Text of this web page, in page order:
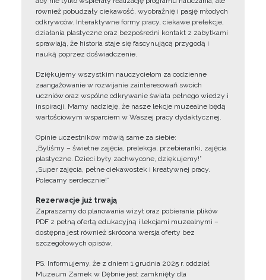
również pobudzały ciekawość, wyobraźnię i pasję młodych
odkrywców. Interaktywne formy pracy, ciekawe prelekcje,
działania plastyczne oraz bezpośredni kontakt z zabytkami
sprawiają, że historia staje się fascynującą przygodą i
nauką poprzez doświadczenie.
Dziękujemy wszystkim nauczycielom za codzienne
zaangażowanie w rozwijanie zainteresowań swoich
uczniów oraz wspólne odkrywanie świata pełnego wiedzy i
inspiracji. Mamy nadzieję, że nasze lekcje muzealne będą
wartościowym wsparciem w Waszej pracy dydaktycznej.
Opinie uczestników mówią same za siebie:
„Byliśmy – świetne zajęcia, prelekcja, przebieranki, zajęcia
plastyczne. Dzieci były zachwycone, dziękujemy!”
„Super zajęcia, pełne ciekawostek i kreatywnej pracy.
Polecamy serdecznie!”
Rezerwacje już trwają
Zapraszamy do planowania wizyt oraz pobierania plików
PDF z pełną ofertą edukacyjną i lekcjami muzealnymi –
dostępna jest również skrócona wersja oferty bez
szczegółowych opisów.
PS. Informujemy, że z dniem 1 grudnia 2025 r. oddział
Muzeum Zamek w Dębnie jest zamknięty dla